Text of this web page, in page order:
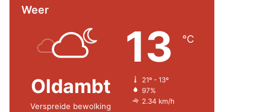
Weer
Oldambt
Verspreide bewolking
13 ℃
21º - 13º
97%
2.34 km/h